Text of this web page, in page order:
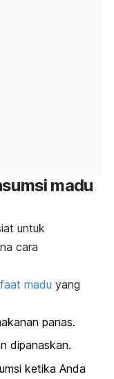
madu
untuk
cara
madu yang
panas.
dipanaskan.
ketika Anda